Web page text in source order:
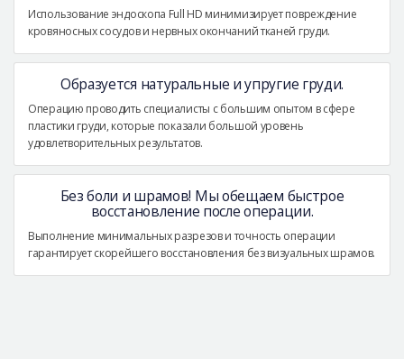
Использование эндоскопа Full HD минимизирует повреждение
кровяносных сосудов и нервных окончаний тканей груди.
Образуется натуральные и упругие груди.
Операцию проводить специалисты с большим опытом в сфере
пластики груди, которые показали большой уровень
удовлетворительных результатов.
Без боли и шрамов! Мы обещаем быстрое
восстановление после операции.
Выполнение минимальных разрезов и точность операции
гарантирует скорейшего восстановления без визуальных шрамов.